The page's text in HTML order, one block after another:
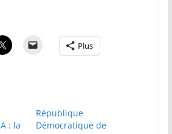
Plus
: la
République
Démocratique de